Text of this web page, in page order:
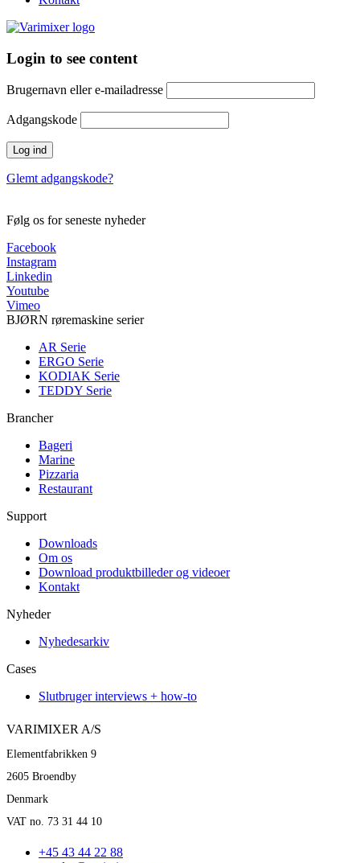
Login to see content
Brugernavn eller e-mailadresse
Adgangskode
Glemt adgangskode?
Følg os for seneste nyheder
Facebook
Instagram
Linkedin
Youtube
Vimeo
BJØRN røremaskine serier
AR Serie
ERGO Serie
KODIAK Serie
TEDDY Serie
Brancher
Bageri
Marine
Pizzaria
Restaurant
Support
Downloads
Om os
Download produktbilleder og videoer
Kontakt
Nyheder
Nyhedesarkiv
Cases
Slutbruger interviews + how-to
VARIMIXER A/S
Elementfabrikken 9
2605 Broendby
Denmark
VAT no. 73 31 44 10
+45 43 44 22 88